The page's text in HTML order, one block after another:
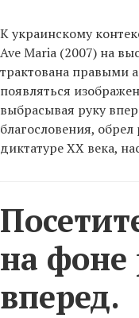
К украинскому
Ave Maria (2007) на
трактована правыми
появляться
выбрасывая руку
благословения,
диктатуре ХХ века,
на фоне
вперед.